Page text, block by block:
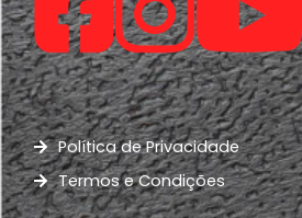
Política de Privacidade
Termos e Condições